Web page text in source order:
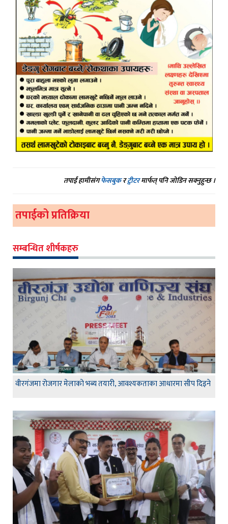
तपाईं हामीसंगफेसबुकरट्वीटरमार्फत् पनि जोडिन सक्नुहुन्छ ।
तपाईको प्रतिक्रिया
सम्बन्धित शीर्षकहरु
वीरगंजमा रोजगार मेलाको भब्य तयारी, आवश्यकताका आधारमा सीप दिइने